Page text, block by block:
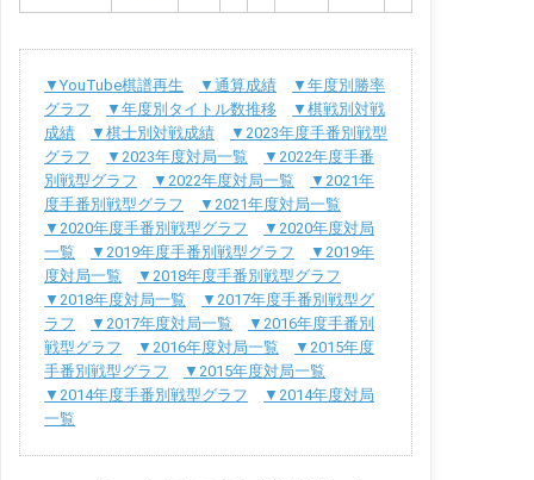
▼YouTube棋譜再生 ▼通算成績
▼年度別勝率
グラフ
▼年度別タイトル数推移
▼棋戦別対戦
成績
▼棋士別対戦成績
▼2023年度手番別戦型
グラフ
▼2023年度対局一覧
▼2022年度手番
別戦型グラフ
▼2022年度対局一覧
▼2021年
度手番別戦型グラフ
▼2021年度対局一覧
▼2020年度手番別戦型グラフ
▼2020年度対局
一覧
▼2019年度手番別戦型グラフ
▼2019年
度対局一覧
▼2018年度手番別戦型グラフ
▼2018年度対局一覧
▼2017年度手番別戦型グ
ラフ
▼2017年度対局一覧
▼2016年度手番別
戦型グラフ
▼2016年度対局一覧
▼2015年度
手番別戦型グラフ
▼2015年度対局一覧
▼2014年度手番別戦型グラフ
▼2014年度対局
一覧